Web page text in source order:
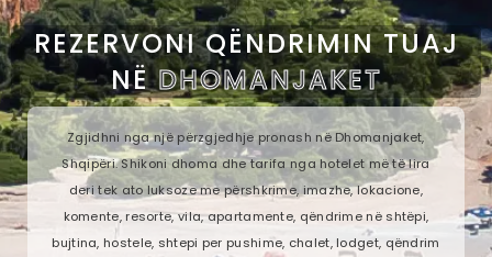
REZERVONI QËNDRIMIN TUAJ
NËDHOMANJAKET
Zgjidhni nga një përzgjedhje pronash në Dhomanjaket,
Shqipëri. Shikoni dhoma dhe tarifa nga hotelet më të lira
deri tek ato luksoze me përshkrime, imazhe, lokacione,
komente, resorte, vila, apartamente, qëndrime në shtëpi,
bujtina, hostele, shtepi per pushime, chalet, lodget, qëndrim